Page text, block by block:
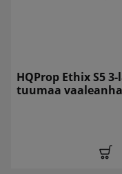
HQProp Ethix S5
tuumaa